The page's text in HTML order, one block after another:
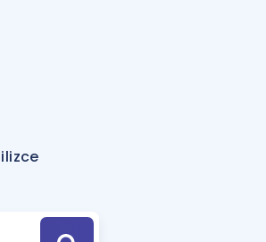
Hesaplama Aracı
için Öneriler
Tek Takvimde